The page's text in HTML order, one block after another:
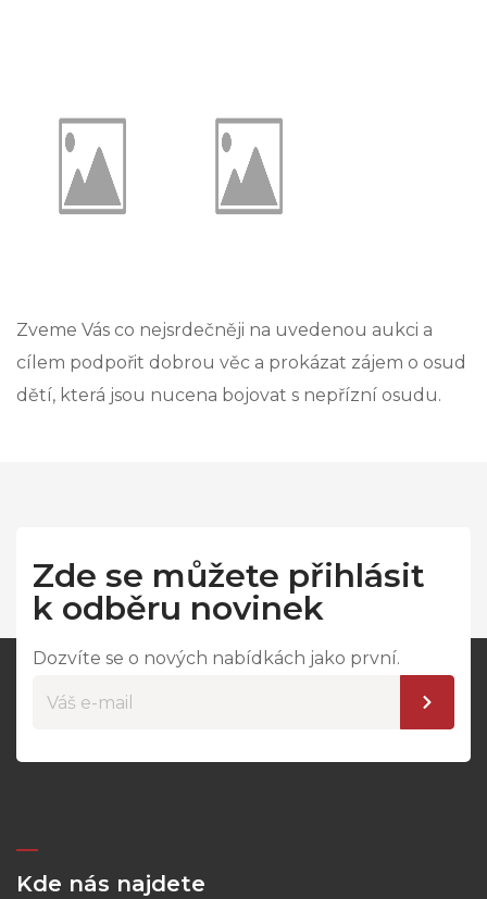
Zveme Vás co nejsrdečněji na uvedenou aukci a
cílem podpořit dobrou věc a prokázat zájem o osud
dětí, která jsou nucena bojovat s nepřízní osudu.
Zde se můžete přihlásit
k odběru novinek
Dozvíte se o nových nabídkách jako první.
Kde nás najdete